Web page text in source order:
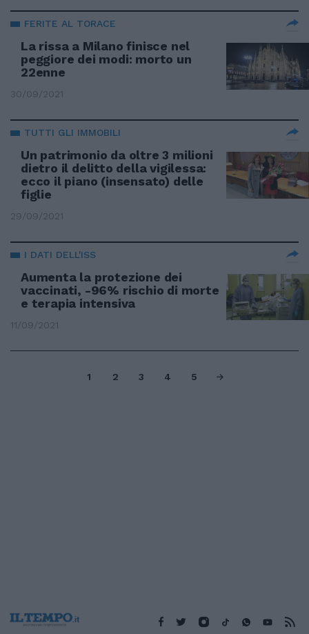
FERITE AL TORACE
La rissa a Milano finisce nel
peggiore dei modi: morto un
22enne
30/09/2021
TUTTI GLI IMMOBILI
Un patrimonio da oltre 3 milioni
dietro il delitto della vigilessa:
ecco il piano (insensato) delle
figlie
29/09/2021
I DATI DELL'ISS
Aumenta la protezione dei
vaccinati, -96% rischio di morte
e terapia intensiva
11/09/2021
1 2 3 4 5